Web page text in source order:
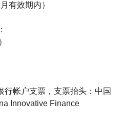
有效期内）
帐户支票，支票抬头：中国
Innovative Finance